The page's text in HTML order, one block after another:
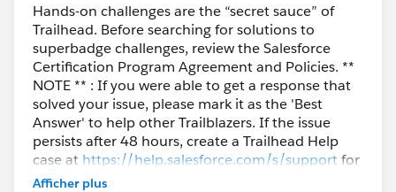
Hands-on challenges are the “secret sauce” of
Trailhead. Before searching for solutions to
superbadge challenges, review the Salesforce
Certification Program Agreement and Policies. **
NOTE ** : If you were able to get a response that
solved your issue, please mark it as the 'Best
Answer' to help other Trailblazers. If the issue
persists after 48 hours, create a Trailhead Help
case at https://help.salesforce.com/s/supportfor
further assistance.
Afficher plus